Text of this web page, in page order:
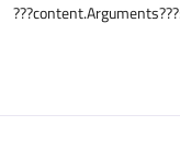
???content.Arguments???: